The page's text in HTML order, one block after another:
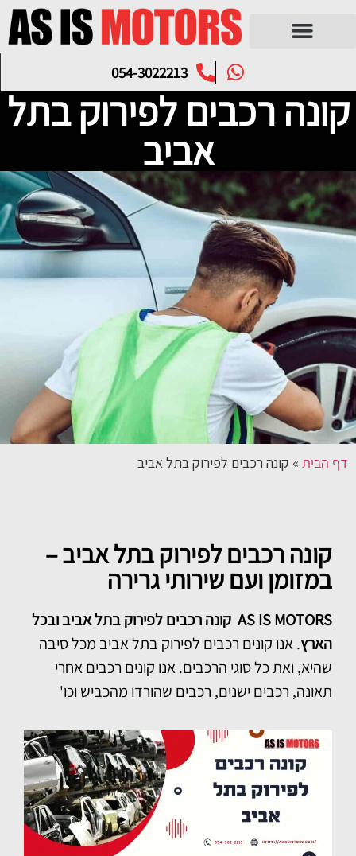
054-3022213
קונה רכבים לפירוק בתל
אביב
דף הבית » קונה רכבים לפירוק בתל אביב
קונה רכבים לפירוק בתל אביב –
במזומן ועם שירותי גרירה
AS IS MOTORS קונה רכבים לפירוק בתל אביב ובכל
הארץ. אנו קונים רכבים לפירוק בתל אביב מכל סיבה
שהיא, ואת כל סוגי הרכבים. אנו קונים רכבים אחרי
תאונה, רכבים ישנים, רכבים שהורדו מהכביש וכו'